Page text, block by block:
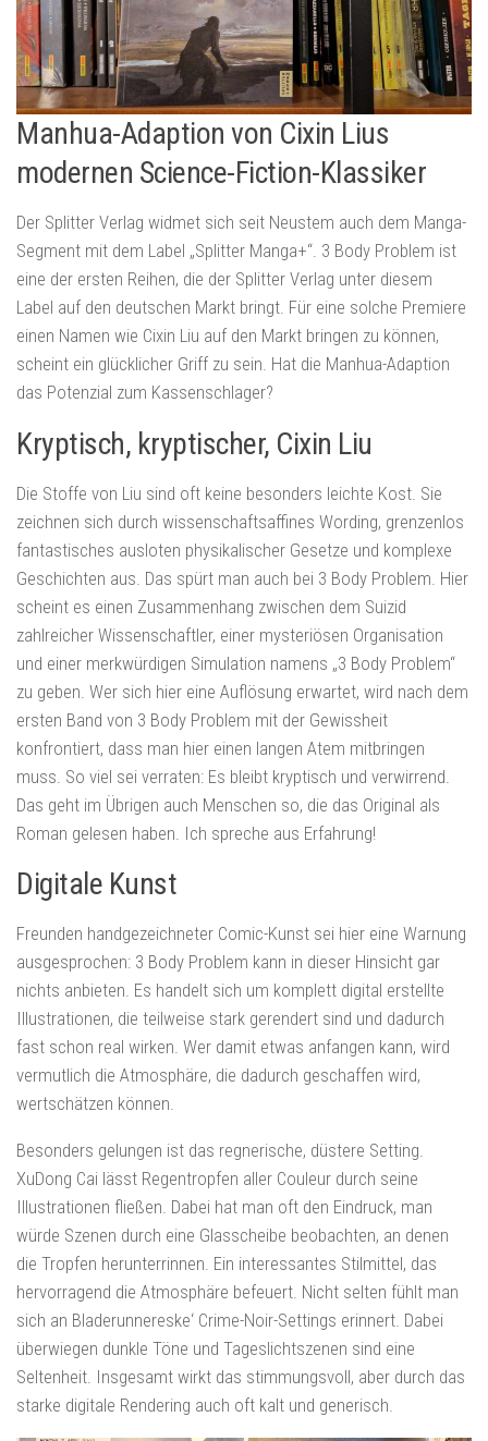
Manhua-Adaption von Cixin Lius
modernen Science-Fiction-Klassiker
Der Splitter Verlag widmet sich seit Neustem auch dem Manga-
Segment mit dem Label „Splitter Manga+“. 3 Body Problem ist
eine der ersten Reihen, die der Splitter Verlag unter diesem
Label auf den deutschen Markt bringt. Für eine solche Premiere
einen Namen wie Cixin Liu auf den Markt bringen zu können,
scheint ein glücklicher Griff zu sein. Hat die Manhua-Adaption
das Potenzial zum Kassenschlager?
Kryptisch, kryptischer, Cixin Liu
Die Stoffe von Liu sind oft keine besonders leichte Kost. Sie
zeichnen sich durch wissenschaftsaffines Wording, grenzenlos
fantastisches ausloten physikalischer Gesetze und komplexe
Geschichten aus. Das spürt man auch bei 3 Body Problem. Hier
scheint es einen Zusammenhang zwischen dem Suizid
zahlreicher Wissenschaftler, einer mysteriösen Organisation
und einer merkwürdigen Simulation namens „3 Body Problem“
zu geben. Wer sich hier eine Auflösung erwartet, wird nach dem
ersten Band von 3 Body Problem mit der Gewissheit
konfrontiert, dass man hier einen langen Atem mitbringen
muss. So viel sei verraten: Es bleibt kryptisch und verwirrend.
Das geht im Übrigen auch Menschen so, die das Original als
Roman gelesen haben. Ich spreche aus Erfahrung!
Digitale Kunst
Freunden handgezeichneter Comic-Kunst sei hier eine Warnung
ausgesprochen: 3 Body Problem kann in dieser Hinsicht gar
nichts anbieten. Es handelt sich um komplett digital erstellte
Illustrationen, die teilweise stark gerendert sind und dadurch
fast schon real wirken. Wer damit etwas anfangen kann, wird
vermutlich die Atmosphäre, die dadurch geschaffen wird,
wertschätzen können.
Besonders gelungen ist das regnerische, düstere Setting.
XuDong Cai lässt Regentropfen aller Couleur durch seine
Illustrationen fließen. Dabei hat man oft den Eindruck, man
würde Szenen durch eine Glasscheibe beobachten, an denen
die Tropfen herunterrinnen. Ein interessantes Stilmittel, das
hervorragend die Atmosphäre befeuert. Nicht selten fühlt man
sich an Bladerunnereske‘ Crime-Noir-Settings erinnert. Dabei
überwiegen dunkle Töne und Tageslichtszenen sind eine
Seltenheit. Insgesamt wirkt das stimmungsvoll, aber durch das
starke digitale Rendering auch oft kalt und generisch.